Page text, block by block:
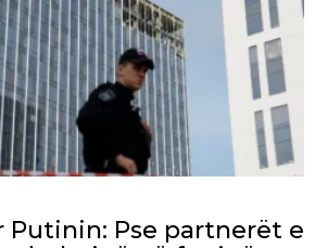
Putinin: Pse partnerët e